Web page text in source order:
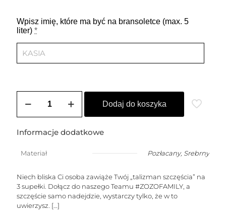
Wpisz imię, które ma być na bransoletce (max. 5
liter) *
Bransoletka
damska
dowolnym
imieniem
5
liter
Dodaj do koszyka
Informacje dodatkowe
Materiał Pozłacany, Srebrny
Niech bliska Ci osoba zawiąże Twój „talizman szczęścia” na
3 supełki. Dołącz do naszego Teamu #ZOZOFAMILY, a
szczęście samo nadejdzie, wystarczy tylko, że w to
uwierzysz. […]